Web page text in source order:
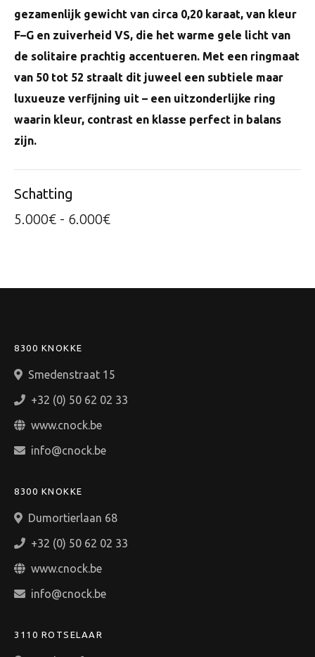
gezamenlijk gewicht van circa 0,20 karaat, van kleur
F–G en zuiverheid VS, die het warme gele licht van
de solitaire prachtig accentueren. Met een ringmaat
van 50 tot 52 straalt dit juweel een subtiele maar
luxueuze verfijning uit – een uitzonderlijke ring
waarin kleur, contrast en klasse perfect in balans
zijn.
Schatting
5.000€ - 6.000€
8300 KNOKKE
Smedenstraat 15
+32 (0) 50 62 02 33
www.cnock.be
info@cnock.be
8300 KNOKKE
Dumortierlaan 68
+32 (0) 50 62 02 33
www.cnock.be
info@cnock.be
3110 ROTSELAAR